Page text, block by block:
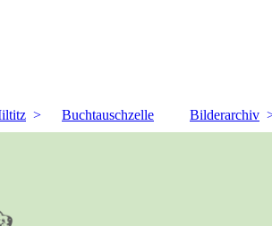
Buchtauschzelle Bilderarchiv